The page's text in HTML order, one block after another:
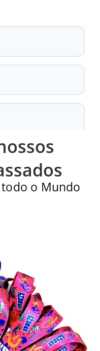
com qualidade
- faça seu pedido
a partir de 10 unidades
física!
caso de erro. (**)
o Mundo